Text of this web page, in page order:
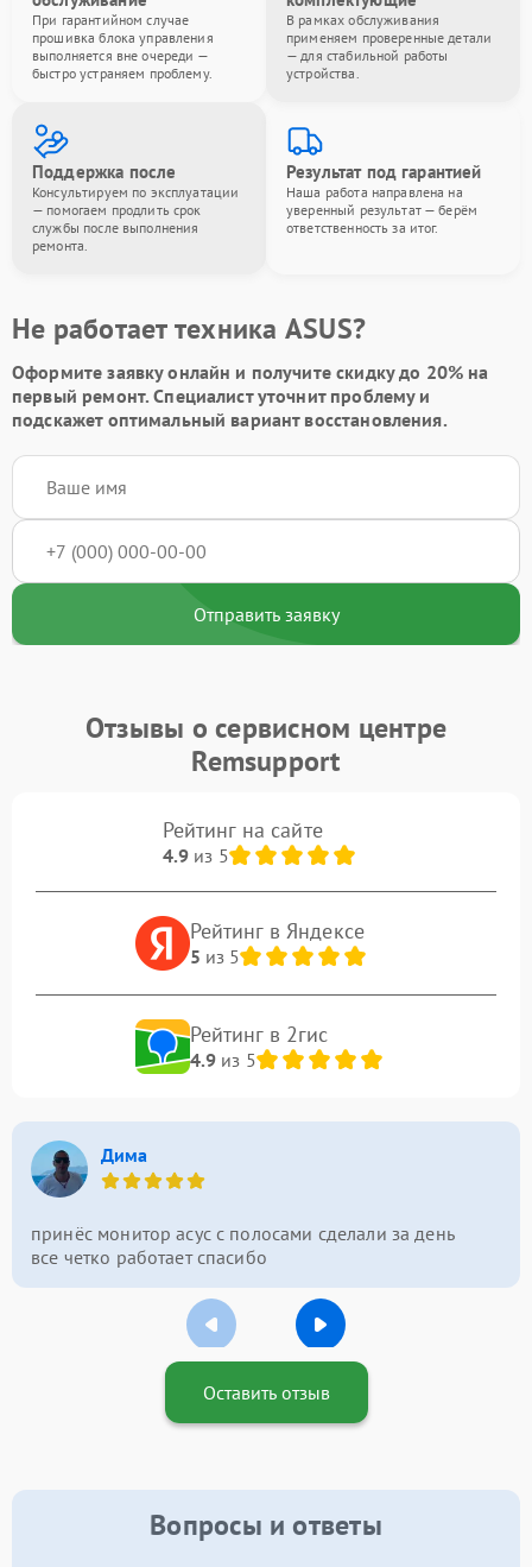
При гарантийном случае
прошивка блока управления
выполняется вне очереди —
быстро устраняем проблему.
В рамках обслуживания
применяем проверенные детали
— для стабильной работы
устройства.
Поддержка после
Консультируем по эксплуатации
— помогаем продлить срок
службы после выполнения
ремонта.
Результат под гарантией
Наша работа направлена на
уверенный результат — берём
ответственность за итог.
Не работает техника ASUS?
Оформите заявку онлайн и получитескидку до 20% на
первый ремонт. Специалист уточнит проблему и
подскажет оптимальный вариант восстановления.
Отправить заявку
Отзывы о сервисном центре
Remsupport
Рейтинг на сайте
4.9из 5
Рейтинг в Яндексе
5 из 5
Рейтинг в 2гис
4.9из 5
Дима
принёс монитор асус с полосами сделали за день
все четко работает спасибо
Оставить отзыв
Вопросы и ответы